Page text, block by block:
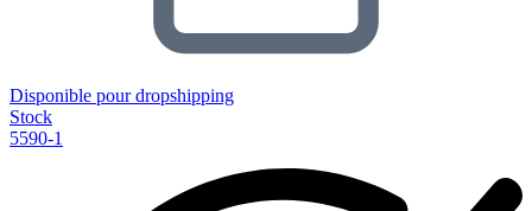
Disponible pour dropshipping
Stock
5590-1